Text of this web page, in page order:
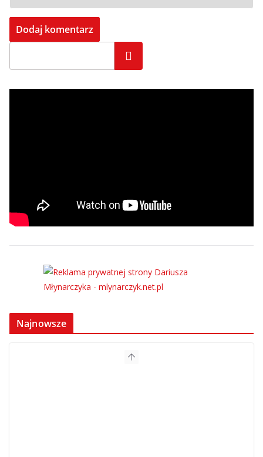
Szukaj
Najnowsze